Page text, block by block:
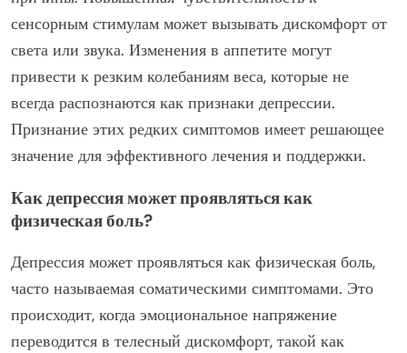
сенсорным стимулам может вызывать дискомфорт от
света или звука. Изменения в аппетите могут
привести к резким колебаниям веса, которые не
всегда распознаются как признаки депрессии.
Признание этих редких симптомов имеет решающее
значение для эффективного лечения и поддержки.
Как депрессия может проявляться как
физическая боль?
Депрессия может проявляться как физическая боль,
часто называемая соматическими симптомами. Это
происходит, когда эмоциональное напряжение
переводится в телесный дискомфорт, такой как